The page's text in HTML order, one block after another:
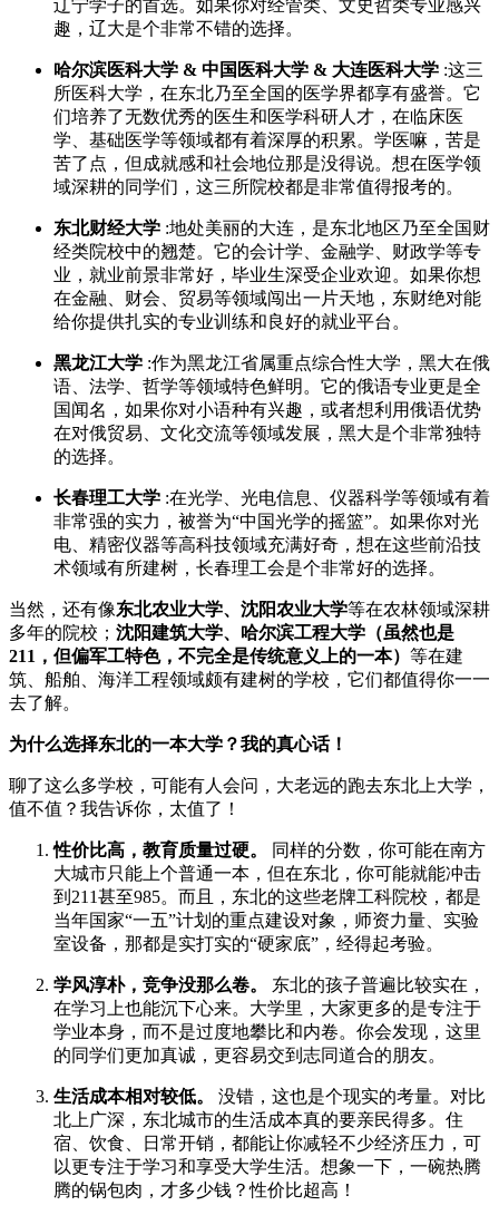
辽宁学子的首选。如果你对经管类、文史哲类专业感兴
趣，辽大是个非常不错的选择。
哈尔滨医科大学 & 中国医科大学 & 大连医科大学 :这三
所医科大学，在东北乃至全国的医学界都享有盛誉。它
们培养了无数优秀的医生和医学科研人才，在临床医
学、基础医学等领域都有着深厚的积累。学医嘛，苦是
苦了点，但成就感和社会地位那是没得说。想在医学领
域深耕的同学们，这三所院校都是非常值得报考的。
东北财经大学 :地处美丽的大连，是东北地区乃至全国财
经类院校中的翘楚。它的会计学、金融学、财政学等专
业，就业前景非常好，毕业生深受企业欢迎。如果你想
在金融、财会、贸易等领域闯出一片天地，东财绝对能
给你提供扎实的专业训练和良好的就业平台。
黑龙江大学 :作为黑龙江省属重点综合性大学，黑大在俄
语、法学、哲学等领域特色鲜明。它的俄语专业更是全
国闻名，如果你对小语种有兴趣，或者想利用俄语优势
在对俄贸易、文化交流等领域发展，黑大是个非常独特
的选择。
长春理工大学 :在光学、光电信息、仪器科学等领域有着
非常强的实力，被誉为“中国光学的摇篮”。如果你对光
电、精密仪器等高科技领域充满好奇，想在这些前沿技
术领域有所建树，长春理工会是个非常好的选择。
当然，还有像东北农业大学、沈阳农业大学等在农林领域深耕
多年的院校； 沈阳建筑大学、哈尔滨工程大学（虽然也是
211，但偏军工特色，不完全是传统意义上的一本） 等在建
筑、船舶、海洋工程领域颇有建树的学校，它们都值得你一一
去了解。
为什么选择东北的一本大学？我的真心话！
聊了这么多学校，可能有人会问，大老远的跑去东北上大学，
值不值？我告诉你，太值了！
性价比高，教育质量过硬。
同样的分数，你可能在南方
大城市只能上个普通一本，但在东北，你可能就能冲击
到211甚至985。而且，东北的这些老牌工科院校，都是
当年国家“一五”计划的重点建设对象，师资力量、实验
室设备，那都是实打实的“硬家底”，经得起考验。
学风淳朴，竞争没那么卷。 东北的孩子普遍比较实在，
在学习上也能沉下心来。大学里，大家更多的是专注于
学业本身，而不是过度地攀比和内卷。你会发现，这里
的同学们更加真诚，更容易交到志同道合的朋友。
生活成本相对较低。 没错，这也是个现实的考量。对比
北上广深，东北城市的生活成本真的要亲民得多。住
宿、饮食、日常开销，都能让你减轻不少经济压力，可
以更专注于学习和享受大学生活。想象一下，一碗热腾
腾的锅包肉，才多少钱？性价比超高！